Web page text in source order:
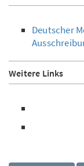
Deutscher
Weitere Links